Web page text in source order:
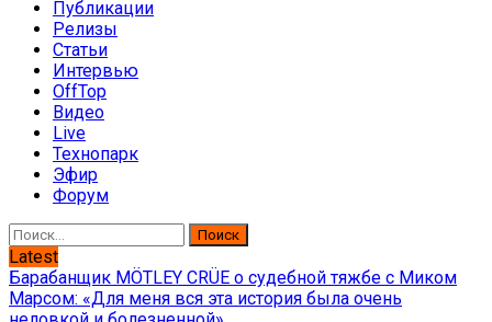
Публикации
Релизы
Статьи
Интервью
OffTop
Видео
Live
Технопарк
Эфир
Форум
Найти:
Latest
Барабанщик MÖTLEY CRÜE о судебной тяжбе с Миком
Марсом: «Для меня вся эта история была очень